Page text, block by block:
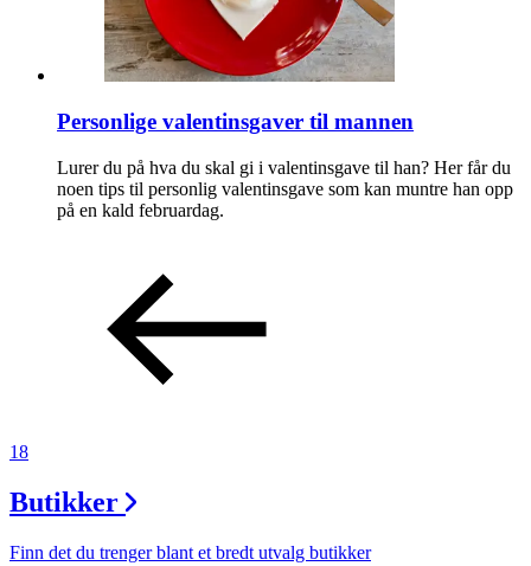
Personlige valentinsgaver til mannen
Lurer du på hva du skal gi i valentinsgave til han? Her får du
noen tips til personlig valentinsgave som kan muntre han opp
på en kald februardag.
18
Butikker
Finn det du trenger blant et bredt utvalg butikker